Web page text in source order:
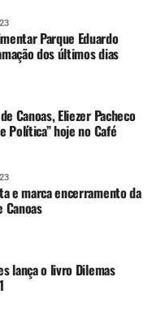
Parque Eduardo
dos últimos dias
Canoas, Eliezer Pacheco
Política” hoje no Café
e marca encerramento da
Canoas
lança o livro Dilemas